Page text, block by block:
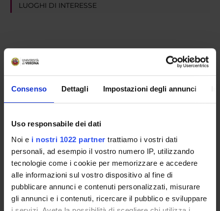
Consenso Dettagli Impostazioni degli annunci
Uso responsabile dei dati
Noi e i nostri 1022 partner trattiamo i vostri dati
personali, ad esempio il vostro numero IP, utilizzando
tecnologie come i cookie per memorizzare e accedere
alle informazioni sul vostro dispositivo al fine di
pubblicare annunci e contenuti personalizzati, misurare
gli annunci e i contenuti, ricercare il pubblico e sviluppare
LUOGHI DI INTERESSE